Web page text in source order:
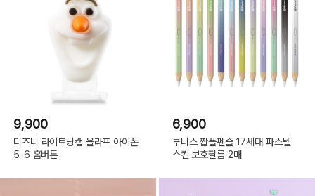
9,900
디즈니 라이트닝캡 올라프 아이폰
5-6 홈버튼
6,900
루니스 짭플펜슬 17세대 파스텔
스킨 보호필름 2매